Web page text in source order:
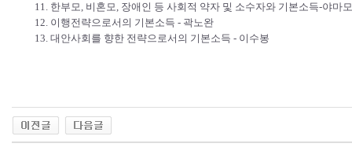
11. 한부모, 비혼모, 장애인 등 사회적 약자 및 소수자와 기본소득-야마
12. 이행전략으로서의 기본소득 - 곽노완
13. 대안사회를 향한 전략으로서의 기본소득 - 이수봉